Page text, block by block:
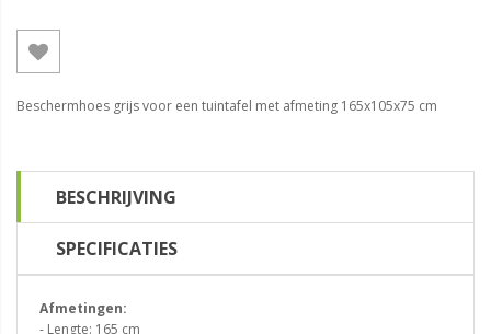
Beschermhoes grijs voor een tuintafel met afmeting 165x105x75 cm
BESCHRIJVING
SPECIFICATIES
Afmetingen:
- Lengte: 165 cm